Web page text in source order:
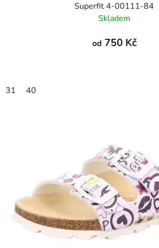
Superfit 4-00111-84
Skladem
od 750 Kč
31 40